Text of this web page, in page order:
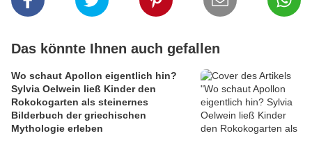
Das könnte Ihnen auch gefallen
Wo schaut Apollon eigentlich hin?
Sylvia Oelwein ließ Kinder den
Rokokogarten als steinernes
Bilderbuch der griechischen
Mythologie erleben